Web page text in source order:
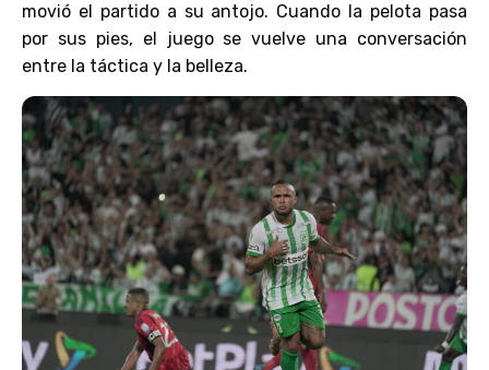
movió el partido a su antojo. Cuando la pelota pasa
por sus pies, el juego se vuelve una conversación
entre la táctica y la belleza.